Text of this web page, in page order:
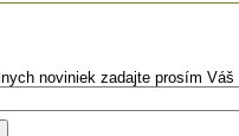
noviniek zadajte prosím Váš